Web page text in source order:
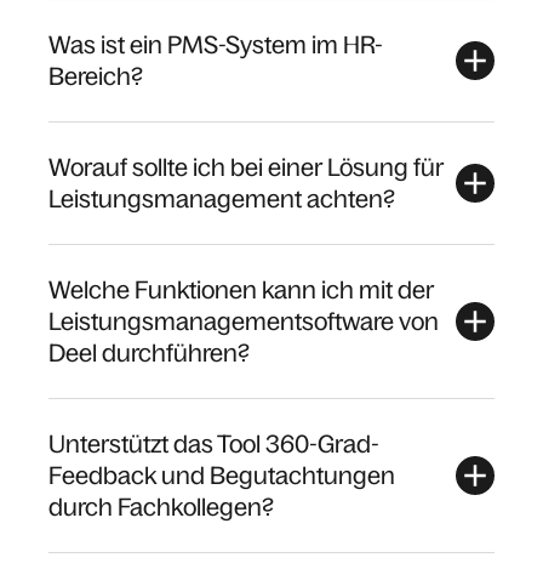
Was ist ein PMS-System im HR-
Bereich?
Worauf sollte ich bei einer Lösung für
Leistungsmanagement achten?
Welche Funktionen kann ich mit der
Leistungsmanagementsoftware von
Deel durchführen?
Unterstützt das Tool 360-Grad-
Feedback und Begutachtungen
durch Fachkollegen?